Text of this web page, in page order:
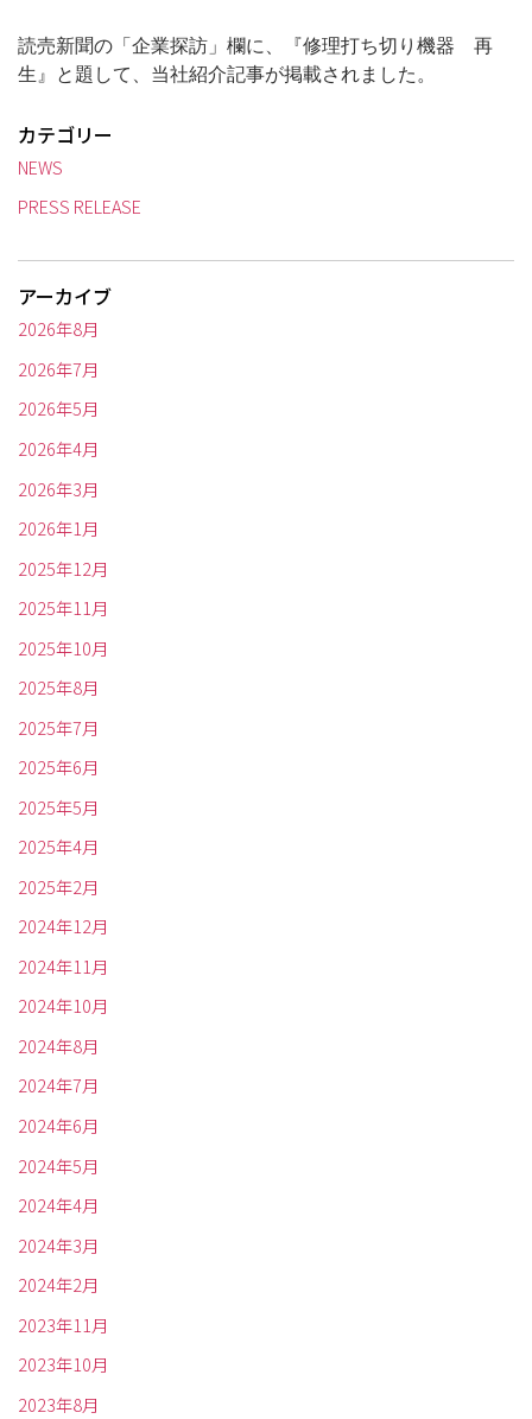
日
読売新聞の「企業探訪」欄に、『修理打ち切り機器 再
生』と題して、当社紹介記事が掲載されました。
カテゴリー
NEWS
PRESS RELEASE
アーカイブ
2026年8月
2026年7月
2026年5月
2026年4月
2026年3月
2026年1月
2025年12月
2025年11月
2025年10月
2025年8月
2025年7月
2025年6月
2025年5月
2025年4月
2025年2月
2024年12月
2024年11月
2024年10月
2024年8月
2024年7月
2024年6月
2024年5月
2024年4月
2024年3月
2024年2月
2023年11月
2023年10月
2023年8月